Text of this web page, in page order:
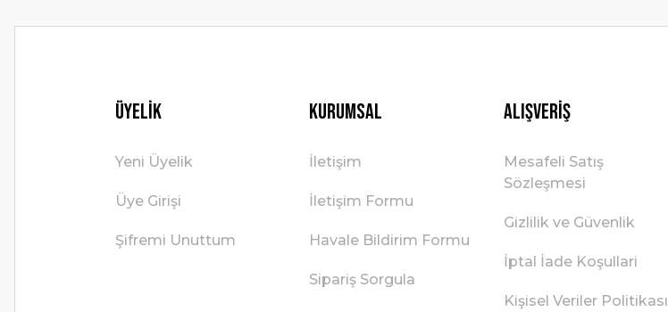
Üyelik
Yeni Üyelik
Üye Girişi
Şifremi Unuttum
Kurumsal
İletişim
İletişim Formu
Havale Bildirim Formu
Sipariş Sorgula
Alışveriş
Mesafeli Satış
Sözleşmesi
Gizlilik ve Güvenlik
İptal İade Koşullari
Kişisel Veriler Politikası